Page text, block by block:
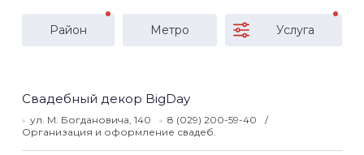
Район Метро Услуга
Свадебный декор BigDay
ул. М. Богдановича, 140
8 (029) 200-59-40
Организация и оформление свадеб.